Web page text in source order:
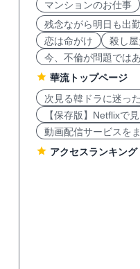
マンションのお仕事
残念ながら明日も出勤
恋は命がけ
殺し
今、不倫が問題では
華流トップページ
次見る韓ドラに迷っ
【保存版】Netflixで
動画配信サービスを
アクセスランキング